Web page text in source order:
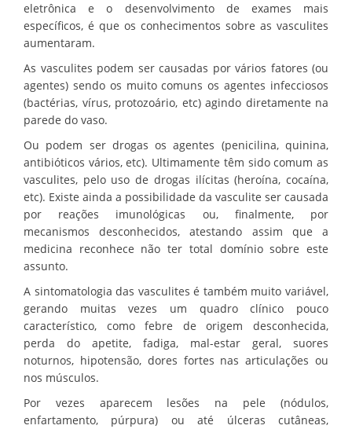
eletrônica e o desenvolvimento de exames mais
específicos, é que os conhecimentos sobre as vasculites
aumentaram.
As vasculites podem ser causadas por vários fatores (ou
agentes) sendo os muito comuns os agentes infecciosos
(bactérias, vírus, protozoário, etc) agindo diretamente na
parede do vaso.
Ou podem ser drogas os agentes (penicilina, quinina,
antibióticos vários, etc). Ultimamente têm sido comum as
vasculites, pelo uso de drogas ilícitas (heroína, cocaína,
etc). Existe ainda a possibilidade da vasculite ser causada
por reações imunológicas ou, finalmente, por
mecanismos desconhecidos, atestando assim que a
medicina reconhece não ter total domínio sobre este
assunto.
A sintomatologia das vasculites é também muito variável,
gerando muitas vezes um quadro clínico pouco
característico, como febre de origem desconhecida,
perda do apetite, fadiga, mal-estar geral, suores
noturnos, hipotensão, dores fortes nas articulações ou
nos músculos.
Por vezes aparecem lesões na pele (nódulos,
enfartamento, púrpura) ou até úlceras cutâneas,